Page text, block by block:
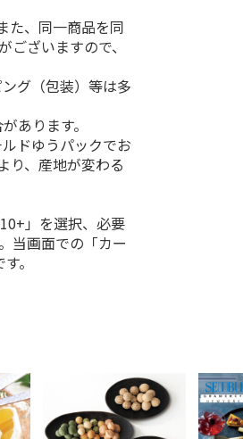
た、同一商品を同
ざいますので、
グ（包装）等は多
あります。
ドゆうパックでお
り、産地が変わる
」を選択、必要
当画面での「カー
。